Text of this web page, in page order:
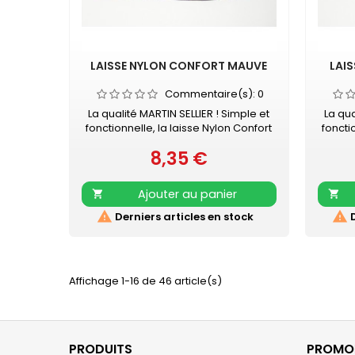
LAISSE NYLON CONFORT MAUVE
Commentaire(s): 0
La qualité MARTIN SELLIER ! Simple et
fonctionnelle, la laisse Nylon Confort
promenades en toute sécurité.
Laisse en nylon, robuste et résistante
Poignée renforcée pour plus de
confort Mousqueton laqué noir
Retrouvez également les COLLIERS
Prix
8,35 €

Ajouter au panier
 Derniers articles en stock
La


Affichage 1-16 de 46 article(s)
PRODUITS